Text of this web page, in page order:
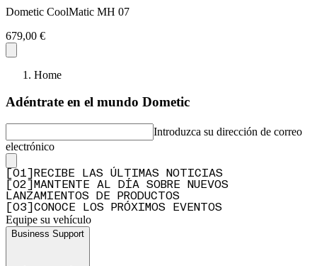
Dometic CoolMatic MH 07
679,00 €
Home
Adéntrate en el mundo Dometic
Introduzca su dirección de correo
electrónico
01
RECIBE LAS ÚLTIMAS NOTICIAS
02
MANTENTE AL DÍA SOBRE NUEVOS
LANZAMIENTOS DE PRODUCTOS
03 CONOCE LOS PRÓXIMOS EVENTOS
Equipe su vehículo
Business Support